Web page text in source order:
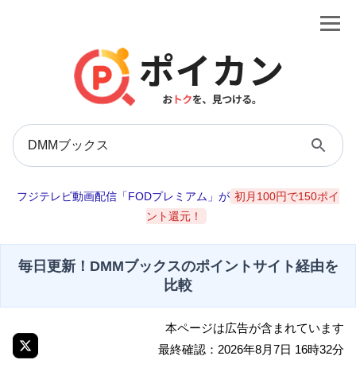
フジテレビ動画配信「FODプレミアム」が 初月100円で150ポイ
ント還元！
毎日更新！DMMブックスのポイントサイト経由を
比較
本ページは広告が含まれています
最終確認：2026年8月7日 16時32分